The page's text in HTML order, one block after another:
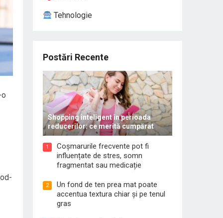
Tehnologie
Postări Recente
Shopping inteligent în perioada
reducerilor: ce merită cumpărat
1
Coșmarurile frecvente pot fi
influențate de stres, somn
fragmentat sau medicație
2
Un fond de ten prea mat poate
accentua textura chiar și pe tenul
gras